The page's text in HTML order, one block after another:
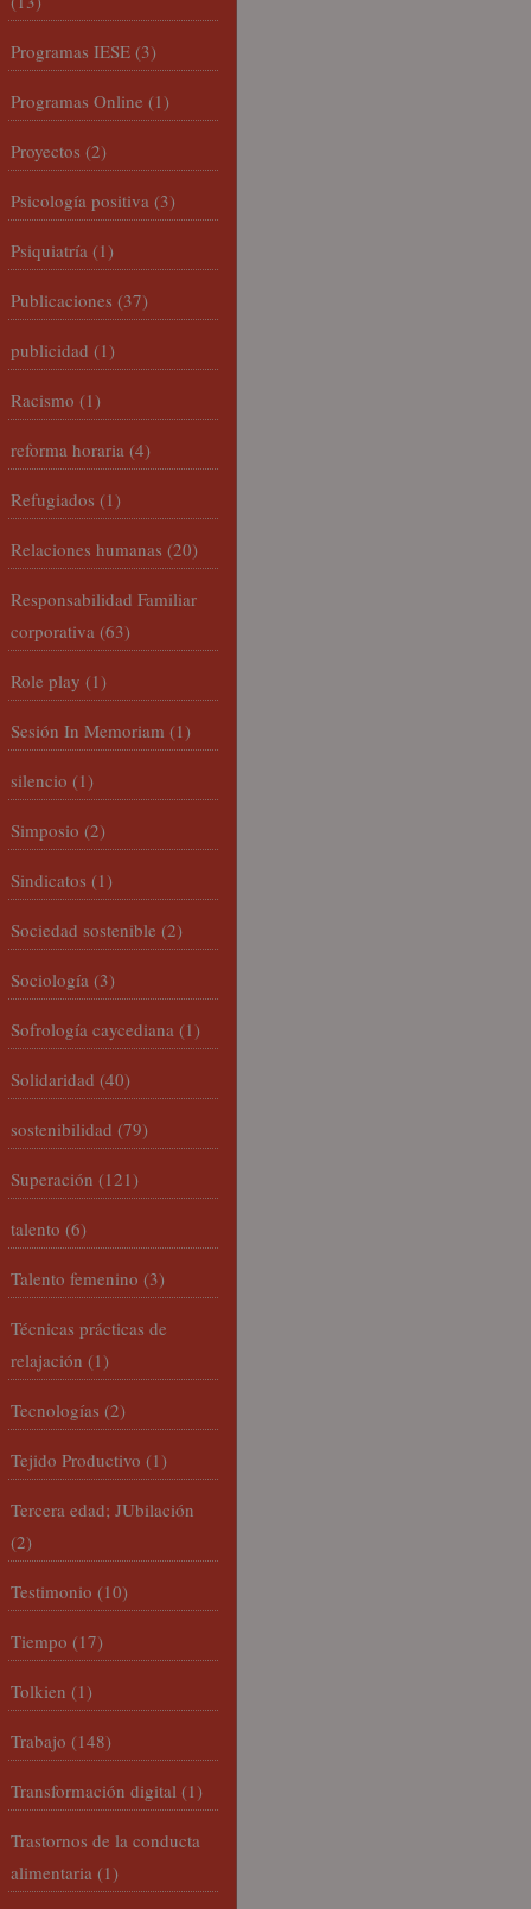
Programas IESE (3)
Programas Online (1)
Proyectos (2)
Psicología positiva (3)
Psiquiatría (1)
Publicaciones (37)
publicidad (1)
Racismo (1)
reforma horaria (4)
Refugiados (1)
Relaciones humanas (20)
Responsabilidad Familiar
corporativa (63)
Role play (1)
Sesión In Memoriam (1)
silencio (1)
Simposio (2)
Sindicatos (1)
Sociedad sostenible (2)
Sociología (3)
Sofrología caycediana (1)
Solidaridad (40)
sostenibilidad (79)
Superación (121)
talento (6)
Talento femenino (3)
Técnicas prácticas de
relajación (1)
Tecnologías (2)
Tejido Productivo (1)
Tercera edad; JUbilación
(2)
Testimonio (10)
Tiempo (17)
Tolkien (1)
Trabajo (148)
Transformación digital (1)
Trastornos de la conducta
alimentaria (1)